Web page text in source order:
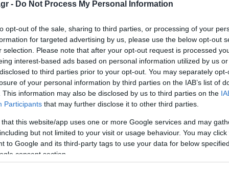
- Do Not Process My Personal Information
opt-out of the sale, sharing to third parties, or processing of your
for targeted advertising by us, please use the below opt-out
selection. Please note that after your opt-out request is processed
interest-based ads based on personal information utilized by us
to third parties prior to your opt-out. You may separately
of your personal information by third parties on the IAB’s list of
This information may also be disclosed by us to third parties on the
Participants that may further disclose it to other third parties.
that this website/app uses one or more Google services and may
but not limited to your visit or usage behaviour. You may
to Google and its third-party tags to use your data for below
consent section.
δυνάμεις και συμμαχικές χώρες των ΗΠΑ,
στο ινδικό Κασμίρ.
ότι συνδέεται με την επίθεση αυτή στην Παχαλγκάμ,
απορρίπτει τις, όπως τις χαρακτηρίζει,
ότι το Πακιστάν είναι «έτοιμο να υπερασπιστεί τον
έχουν ήδη εμπλακεί τρεις φορές σε πόλεμο από το
εναντίον της άλλης και αντιποίνων.
για σύντομο χρονικό διάστημα πυρά ελαφρών
απαντήσει.